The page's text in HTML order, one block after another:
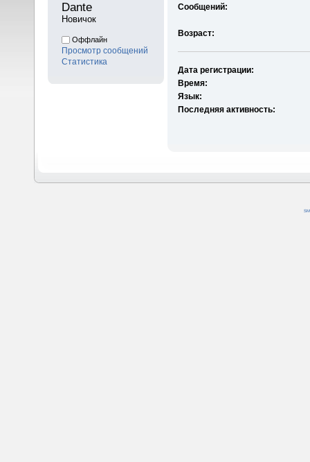
Dante
Новичок
Оффлайн
Просмотр сообщений
Статистика
Сообщений:
Возраст:
Дата регистрации:
Время:
Язык:
Последняя активность: